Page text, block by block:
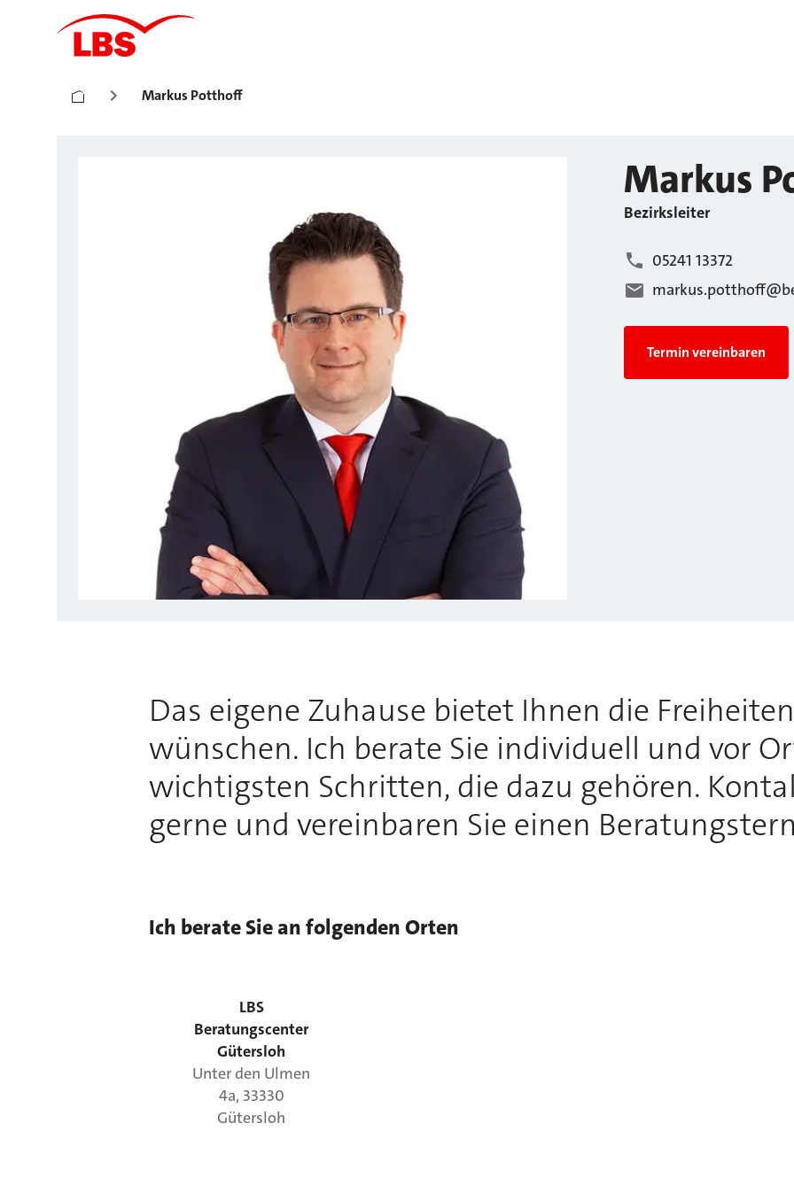
Markus Potthoff
Markus
Bezirksleiter
05241 13372
Termin vereinbaren
Das eigene Zuhause bietet Ihnen die
wünschen. Ich berate Sie individuell und vor
wichtigsten Schritten, die dazu gehören.
gerne und vereinbaren Sie einen
Ich berate Sie an folgenden Orten
LBS
Beratungscenter
Gütersloh
Unter den Ulmen
4a, 33330
Gütersloh